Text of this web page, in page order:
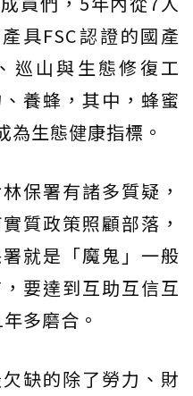
具FSC認證的國產
巡山與生態修復工
養蜂，其中，蜂蜜
為生態健康指標。
保署有諸多質疑，
質政策照顧部落，
就是「魔鬼」一般
要達到互助互信互
多磨合。
缺的除了勞力、財